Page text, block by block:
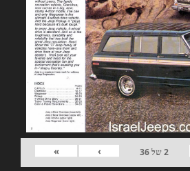
2של36
›
»